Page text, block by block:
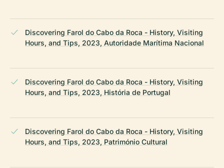
Discovering Farol do Cabo da Roca - History, Visiting
Hours, and Tips, 2023, Autoridade Marítima Nacional
Discovering Farol do Cabo da Roca - History, Visiting
Hours, and Tips, 2023, História de Portugal
Discovering Farol do Cabo da Roca - History, Visiting
Hours, and Tips, 2023, Património Cultural